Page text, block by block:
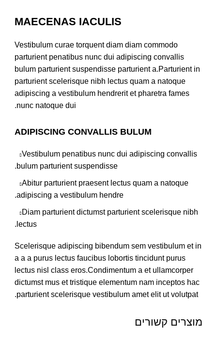
MAECENAS IACULIS
Vestibulum curae torquent diam diam commodo
parturient penatibus nunc dui adipiscing convallis
bulum parturient suspendisse parturient a.Parturient in
parturient scelerisque nibh lectus quam a natoque
adipiscing a vestibulum hendrerit et pharetra fames
nunc natoque dui.
ADIPISCING CONVALLIS BULUM
Vestibulum penatibus nunc dui adipiscing convallis
bulum parturient suspendisse.
Abitur parturient praesent lectus quam a natoque
adipiscing a vestibulum hendre.
Diam parturient dictumst parturient scelerisque nibh
lectus.
Scelerisque adipiscing bibendum sem vestibulum et in
a a a purus lectus faucibus lobortis tincidunt purus
lectus nisl class eros.Condimentum a et ullamcorper
dictumst mus et tristique elementum nam inceptos hac
parturient scelerisque vestibulum amet elit ut volutpat.
מוצרים קשורים